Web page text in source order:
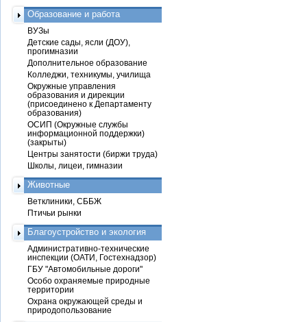
Образование и работа
ВУЗы
Детские сады, ясли (ДОУ),
прогимназии
Дополнительное образование
Колледжи, техникумы, училища
Окружные управления
образования и дирекции
(присоединено к Департаменту
образования)
ОСИП (Окружные службы
информационной поддержки)
(закрыты)
Центры занятости (биржи труда)
Школы, лицеи, гимназии
Животные
Ветклиники, СББЖ
Птичьи рынки
Благоустройство и экология
Административно-технические
инспекции (ОАТИ, Гостехнадзор)
ГБУ "Автомобильные дороги"
Особо охраняемые природные
территории
Охрана окружающей среды и
природопользование